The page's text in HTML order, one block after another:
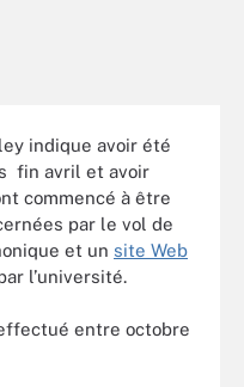
indique avoir été
fin avril et avoir
commencé à être
par le vol de
et un site Web
l’université.
entre octobre